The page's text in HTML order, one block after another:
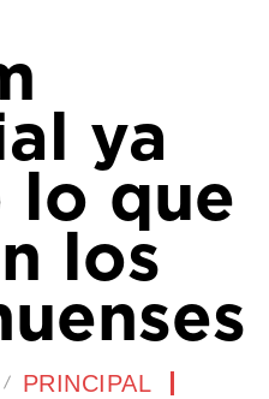
ya
lo que
los
PRINCIPAL